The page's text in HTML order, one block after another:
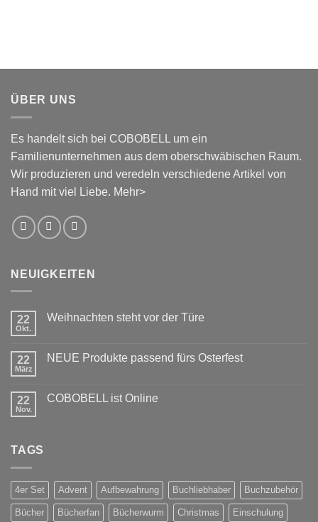
ÜBER UNS
Es handelt sich bei COBOBELL um ein
Familienunternehmen aus dem oberschwäbischen Raum.
Wir produzieren und veredeln verschiedene Artikel von
Hand mit viel Liebe. Mehr>
NEUIGKEITEN
22
Okt.
Weihnachten steht vor der Türe
Weihnachten
Türe
22
März
NEUE Produkte passend fürs Osterfest
NEUE
22
Nov.
COBOBELL ist Online
TAGS
4er Set Advent Aufbewahrung Buchliebhaber Buchzubehör
Bücher Bücherfan Bücherwurm Christmas Einschulung